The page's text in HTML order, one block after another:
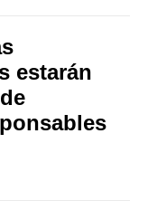
estarán